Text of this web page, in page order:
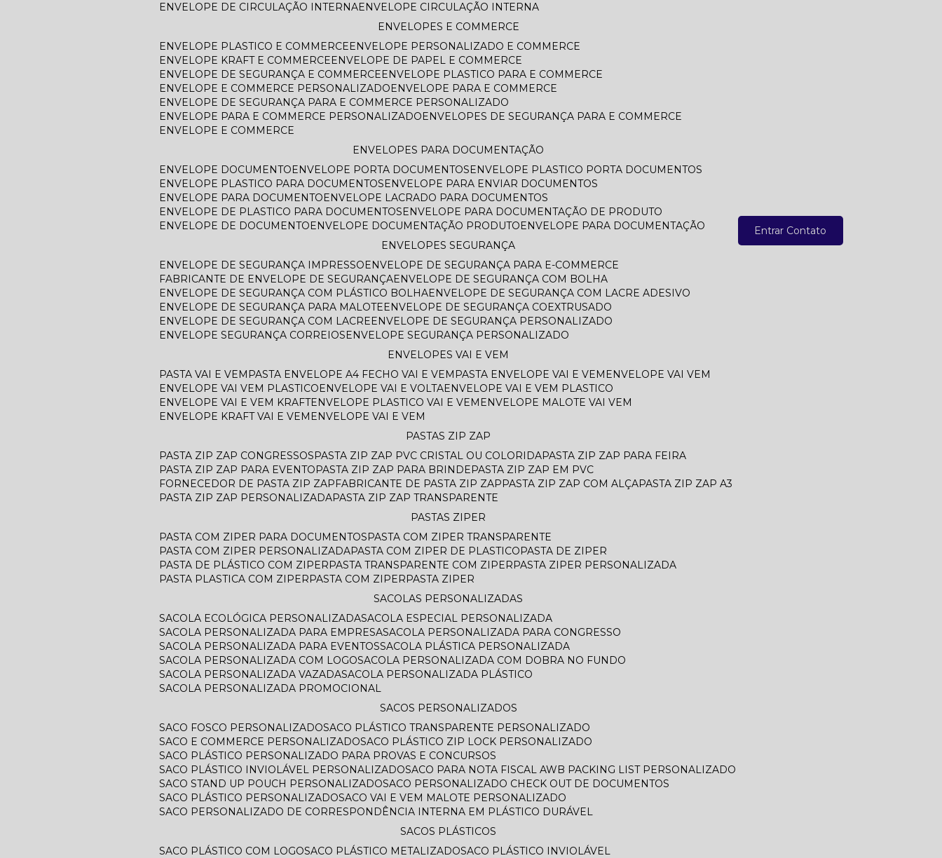
ENVELOPE DE CIRCULAÇÃO INTERNA
ENVELOPE CIRCULAÇÃO INTERNA
ENVELOPES E COMMERCE
ENVELOPE PLASTICO E COMMERCE
ENVELOPE PERSONALIZADO E COMMERCE
ENVELOPE KRAFT E COMMERCE
ENVELOPE DE PAPEL E COMMERCE
ENVELOPE DE SEGURANÇA E COMMERCE
ENVELOPE PLASTICO PARA E COMMERCE
ENVELOPE E COMMERCE PERSONALIZADO
ENVELOPE PARA E COMMERCE
ENVELOPE DE SEGURANÇA PARA E COMMERCE PERSONALIZADO
ENVELOPE PARA E COMMERCE PERSONALIZADO
ENVELOPES DE SEGURANÇA PARA E COMMERCE
ENVELOPE E COMMERCE
ENVELOPES PARA DOCUMENTAÇÃO
ENVELOPE DOCUMENTO
ENVELOPE PORTA DOCUMENTOS
ENVELOPE PLASTICO PORTA DOCUMENTOS
ENVELOPE PLASTICO PARA DOCUMENTOS
ENVELOPE PARA ENVIAR DOCUMENTOS
ENVELOPE PARA DOCUMENTO
ENVELOPE LACRADO PARA DOCUMENTOS
ENVELOPE DE PLASTICO PARA DOCUMENTOS
ENVELOPE PARA DOCUMENTAÇÃO DE PRODUTO
ENVELOPE DE DOCUMENTO
ENVELOPE DOCUMENTAÇÃO PRODUTO
ENVELOPE PARA DOCUMENTAÇÃO
ENVELOPES SEGURANÇA
ENVELOPE DE SEGURANÇA IMPRESSO
ENVELOPE DE SEGURANÇA PARA E-COMMERCE
FABRICANTE DE ENVELOPE DE SEGURANÇA
ENVELOPE DE SEGURANÇA COM BOLHA
ENVELOPE DE SEGURANÇA COM PLÁSTICO BOLHA
ENVELOPE DE SEGURANÇA COM LACRE ADESIVO
ENVELOPE DE SEGURANÇA PARA MALOTE
ENVELOPE DE SEGURANÇA COEXTRUSADO
ENVELOPE DE SEGURANÇA COM LACRE
ENVELOPE DE SEGURANÇA PERSONALIZADO
ENVELOPE SEGURANÇA CORREIOS
ENVELOPE SEGURANÇA PERSONALIZADO
ENVELOPES VAI E VEM
PASTA VAI E VEM
PASTA ENVELOPE A4 FECHO VAI E VEM PASTA ENVELOPE VAI E VEM
ENVELOPE VAI VEM
ENVELOPE VAI VEM PLASTICO
ENVELOPE VAI E VOLTA
ENVELOPE VAI E VEM PLASTICO
ENVELOPE VAI E VEM KRAFT
ENVELOPE PLASTICO VAI E VEM
ENVELOPE MALOTE VAI VEM
ENVELOPE KRAFT VAI E VEM
ENVELOPE VAI E VEM
PASTAS ZIP ZAP
PASTA ZIP ZAP CONGRESSOS PASTA ZIP ZAP PVC CRISTAL OU COLORIDA PASTA ZIP ZAP PARA FEIRA
PASTA ZIP ZAP PARA EVENTO PASTA ZIP ZAP PARA BRINDE PASTA ZIP ZAP EM PVC
FORNECEDOR DE PASTA ZIP ZAP FABRICANTE DE PASTA ZIP ZAP PASTA ZIP ZAP COM ALÇA PASTA ZIP ZAP A3
PASTA ZIP ZAP PERSONALIZADA PASTA ZIP ZAP TRANSPARENTE
PASTAS ZIPER
PASTA COM ZIPER PARA DOCUMENTOS PASTA COM ZIPER TRANSPARENTE
PASTA COM ZIPER PERSONALIZADA PASTA COM ZIPER DE PLASTICO PASTA DE ZIPER
PASTA DE PLÁSTICO COM ZIPER PASTA TRANSPARENTE COM ZIPER PASTA ZIPER PERSONALIZADA
PASTA PLASTICA COM ZIPER PASTA COM ZIPER PASTA ZIPER
SACOLAS PERSONALIZADAS
SACOLA ECOLÓGICA PERSONALIZADA SACOLA ESPECIAL PERSONALIZADA
SACOLA PERSONALIZADA PARA EMPRESA SACOLA PERSONALIZADA PARA CONGRESSO
SACOLA PERSONALIZADA PARA EVENTOS SACOLA PLÁSTICA PERSONALIZADA
SACOLA PERSONALIZADA COM LOGO SACOLA PERSONALIZADA COM DOBRA NO FUNDO
SACOLA PERSONALIZADA VAZADA SACOLA PERSONALIZADA PLÁSTICO
SACOLA PERSONALIZADA PROMOCIONAL
SACOS PERSONALIZADOS
SACO FOSCO PERSONALIZADO SACO PLÁSTICO TRANSPARENTE PERSONALIZADO
SACO E COMMERCE PERSONALIZADO SACO PLÁSTICO ZIP LOCK PERSONALIZADO
SACO PLÁSTICO PERSONALIZADO PARA PROVAS E CONCURSOS
SACO PLÁSTICO INVIOLÁVEL PERSONALIZADO SACO PARA NOTA FISCAL AWB PACKING LIST PERSONALIZADO
SACO STAND UP POUCH PERSONALIZADO SACO PERSONALIZADO CHECK OUT DE DOCUMENTOS
SACO PLÁSTICO PERSONALIZADO SACO VAI E VEM MALOTE PERSONALIZADO
SACO PERSONALIZADO DE CORRESPONDÊNCIA INTERNA EM PLÁSTICO DURÁVEL
SACOS PLÁSTICOS
SACO PLÁSTICO COM LOGO SACO PLÁSTICO METALIZADO SACO PLÁSTICO INVIOLÁVEL
Entrar Contato